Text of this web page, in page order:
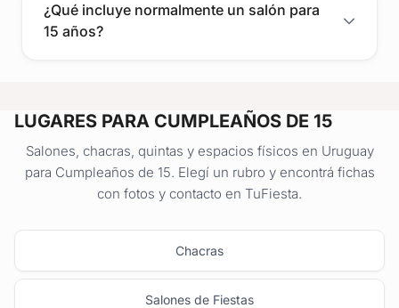
¿Qué incluye normalmente un salón para
15 años?
LUGARES PARA CUMPLEAÑOS DE 15
Salones, chacras, quintas y espacios físicos en Uruguay
para Cumpleaños de 15. Elegí un rubro y encontrá fichas
con fotos y contacto en TuFiesta.
Chacras
Salones de Fiestas